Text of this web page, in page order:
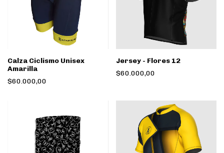
Calza Ciclismo Unisex
Amarilla
$60.000,00
Jersey - Flores 12
$60.000,00